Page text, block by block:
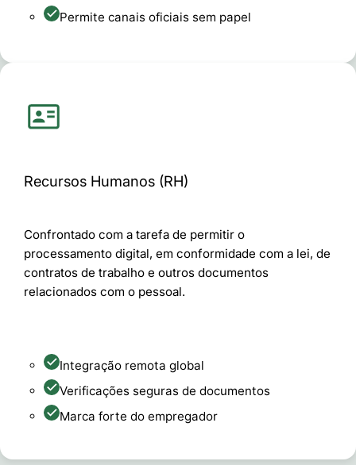
Permite canais oficiais sem papel
Recursos Humanos (RH)
Confrontado com a tarefa de permitir o
processamento digital, em conformidade com a lei, de
contratos de trabalho e outros documentos
relacionados com o pessoal.
Integração remota global
Verificações seguras de documentos
Marca forte do empregador